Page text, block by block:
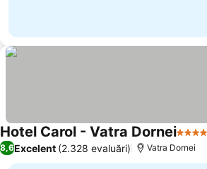
Hotel Carol - Vatra Dornei4 Stele
8,6Excelent (2.328 evaluări) Vatra Dornei